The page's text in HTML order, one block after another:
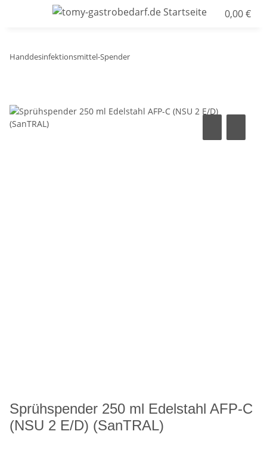
0,00 €
Handdesinfektionsmittel-Spender
Sprühspender 250 ml Edelstahl AFP-C
(NSU 2 E/D) (SanTRAL)